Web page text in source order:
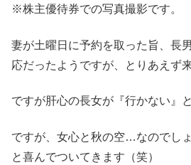
※株主優待券での写真撮影です。
妻が土曜日に予約を取った旨、長
応だったようですが、とりあえず
ですが肝心の長女が『行かない』
ですが、女心と秋の空…なのでし
と喜んでついてきます（笑）